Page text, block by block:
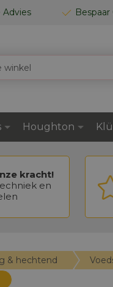
Advies
Houghton
kracht!
en
& hechtend